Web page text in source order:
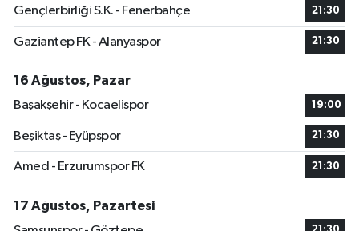
Gençlerbirliği S.K. - Fenerbahçe 21:30
Gaziantep FK - Alanyaspor 21:30
16 Ağustos, Pazar
Başakşehir - Kocaelispor
19:00
Beşiktaş - Eyüpspor 21:30
Amed - Erzurumspor FK 21:30
17 Ağustos, Pazartesi